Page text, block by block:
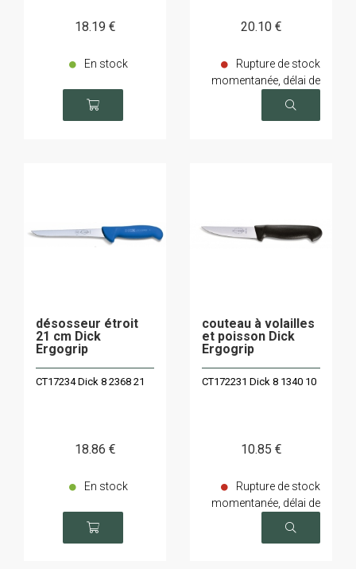
18.19 €
En stock
20.10 €
Rupture de stock
momentanée, délai de
livraison sur demande
désosseur étroit
21 cm Dick
Ergogrip
CT17234 Dick 8 2368 21
18.86 €
En stock
couteau à volailles
et poisson Dick
Ergogrip
CT172231 Dick 8 1340 10
10.85 €
Rupture de stock
momentanée, délai de
livraison sur demande